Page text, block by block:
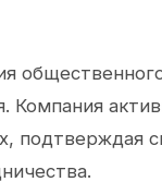
Компания
подтверждая